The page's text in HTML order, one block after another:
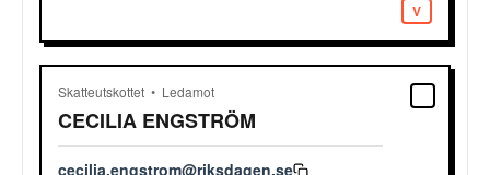
V
Skatteutskottet Ledamot
CECILIA ENGSTRÖM
cecilia.engstrom@riksdagen.se